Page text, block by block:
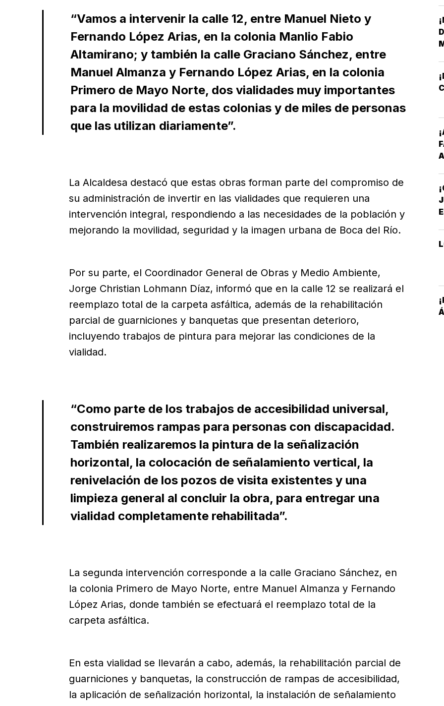
“Vamos a intervenir la calle 12, entre Manuel Nieto y
Fernando López Arias, en la colonia Manlio Fabio
Altamirano; y también la calle Graciano Sánchez, entre
Manuel Almanza y Fernando López Arias, en la colonia
Primero de Mayo Norte, dos vialidades muy importantes
para la movilidad de estas colonias y de miles de personas
que las utilizan diariamente”.
La Alcaldesa destacó que estas obras forman parte del compromiso de
su administración de invertir en las vialidades que requieren una
intervención integral, respondiendo a las necesidades de la población y
mejorando la movilidad, seguridad y la imagen urbana de Boca del Río.
Por su parte, el Coordinador General de Obras y Medio Ambiente,
Jorge Christian Lohmann Díaz, informó que en la calle 12 se realizará el
reemplazo total de la carpeta asfáltica, además de la rehabilitación
parcial de guarniciones y banquetas que presentan deterioro,
incluyendo trabajos de pintura para mejorar las condiciones de la
vialidad.
“Como parte de los trabajos de accesibilidad universal,
construiremos rampas para personas con discapacidad.
También realizaremos la pintura de la señalización
horizontal, la colocación de señalamiento vertical, la
renivelación de los pozos de visita existentes y una
limpieza general al concluir la obra, para entregar una
vialidad completamente rehabilitada”.
La segunda intervención corresponde a la calle Graciano Sánchez, en
la colonia Primero de Mayo Norte, entre Manuel Almanza y Fernando
López Arias, donde también se efectuará el reemplazo total de la
carpeta asfáltica.
En esta vialidad se llevarán a cabo, además, la rehabilitación parcial de
guarniciones y banquetas, la construcción de rampas de accesibilidad,
la aplicación de señalización horizontal, la instalación de señalamiento